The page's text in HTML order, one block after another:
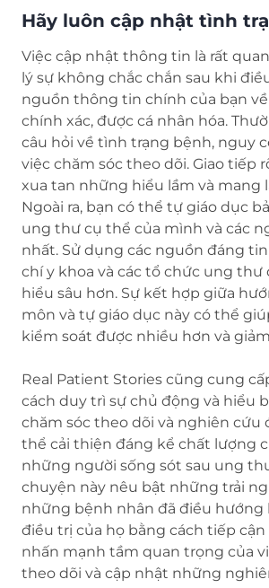
Hãy luôn cập nhật tình
Việc cập nhật thông tin là rất
lý sự không chắc chắn sau khi
nguồn thông tin chính của bạn
chính xác, được cá nhân hóa.
câu hỏi về tình trạng bệnh, nguy
việc chăm sóc theo dõi. Giao tiếp
xua tan những hiểu lầm và mang
Ngoài ra, bạn có thể tự giáo dục
ung thư cụ thể của mình và các
nhất. Sử dụng các nguồn đáng
chí y khoa và các tổ chức ung
hiểu sâu hơn. Sự kết hợp giữa
môn và tự giáo dục này có thể
kiểm soát được nhiều hơn và
Real Patient Stories cũng cung
cách duy trì sự chủ động và hiểu
chăm sóc theo dõi và nghiên cứu
thể cải thiện đáng kể chất lượng
những người sống sót sau ung
chuyện này nêu bật những trải
những bệnh nhân đã điều hướng
điều trị của họ bằng cách tiếp
nhấn mạnh tầm quan trọng của
theo dõi và cập nhật những